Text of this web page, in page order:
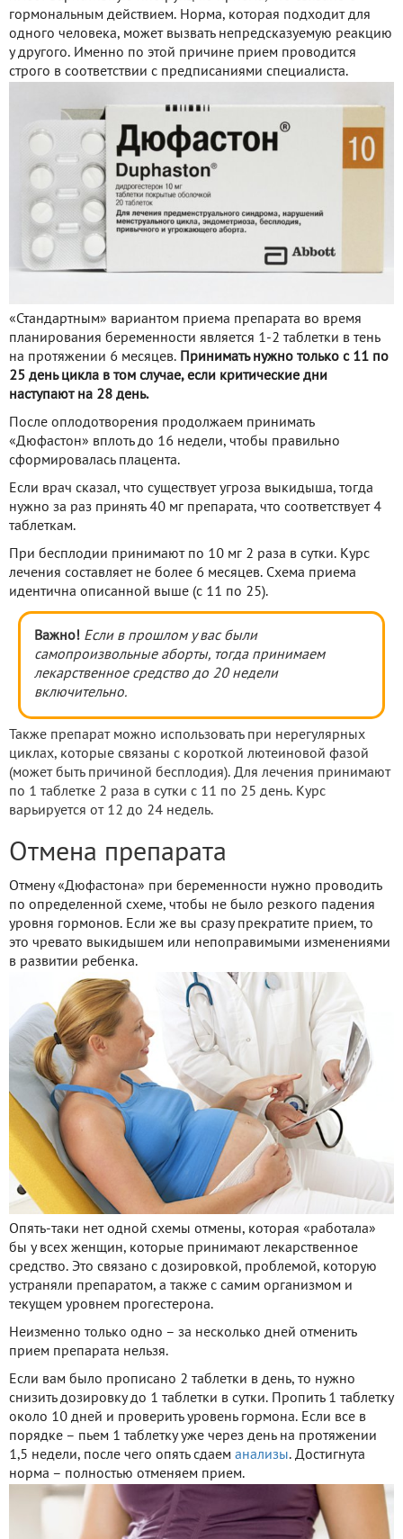
гормональным действием. Норма, которая подходит для
одного человека, может вызвать непредсказуемую реакцию
у другого. Именно по этой причине прием проводится
строго в соответствии с предписаниями специалиста.
«Стандартным» вариантом приема препарата во время
планирования беременности является 1-2 таблетки в тень
на протяжении 6 месяцев.
Принимать нужно только с 11 по
25 день цикла в том случае, если критические дни
наступают на 28 день.
После оплодотворения продолжаем принимать
«Дюфастон» вплоть до 16 недели, чтобы правильно
сформировалась плацента.
Если врач сказал, что существует угроза выкидыша, тогда
нужно за раз принять 40 мг препарата, что соответствует 4
таблеткам.
При бесплодии принимают по 10 мг 2 раза в сутки. Курс
лечения составляет не более 6 месяцев. Схема приема
идентична описанной выше (с 11 по 25).
Важно! Если в прошлом у вас были
самопроизвольные аборты, тогда принимаем
лекарственное средство до 20 недели
включительно.
Также препарат можно использовать при нерегулярных
циклах, которые связаны с короткой лютеиновой фазой
(может быть причиной бесплодия). Для лечения принимают
по 1 таблетке 2 раза в сутки с 11 по 25 день. Курс
варьируется от 12 до 24 недель.
Отмена препарата
Отмену «Дюфастона» при беременности нужно проводить
по определенной схеме, чтобы не было резкого падения
уровня гормонов. Если же вы сразу прекратите прием, то
это чревато выкидышем или непоправимыми изменениями
в развитии ребенка.
Опять-таки нет одной схемы отмены, которая «работала»
бы у всех женщин, которые принимают лекарственное
средство. Это связано с дозировкой, проблемой, которую
устраняли препаратом, а также с самим организмом и
текущем уровнем прогестерона.
Неизменно только одно – за несколько дней отменить
прием препарата нельзя.
Если вам было прописано 2 таблетки в день, то нужно
снизить дозировку до 1 таблетки в сутки. Пропить 1 таблетку
около 10 дней и проверить уровень гормона. Если все в
порядке – пьем 1 таблетку уже через день на протяжении
1,5 недели, после чего опять сдаем анализы. Достигнута
норма – полностью отменяем прием.